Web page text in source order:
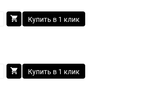
Купить в 1 клик
Купить в 1 клик